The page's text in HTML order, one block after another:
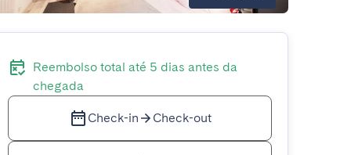
Reembolso total até 5 dias antes da
chegada
Check-in Check-out